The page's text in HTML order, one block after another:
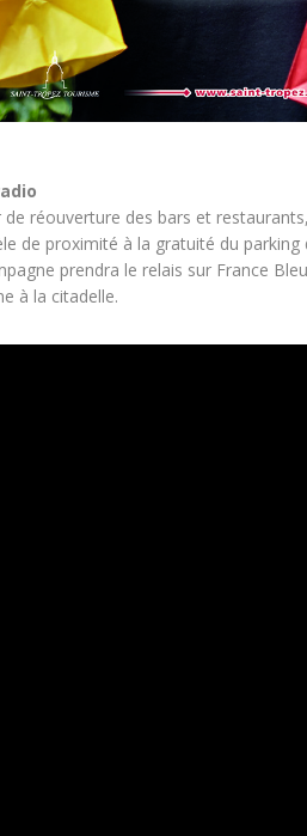
réouverture des bars et
de proximité à la gratuité du
prendra le relais sur France
à la citadelle.